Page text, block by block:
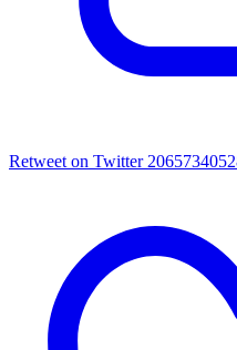
Retweet on Twitter